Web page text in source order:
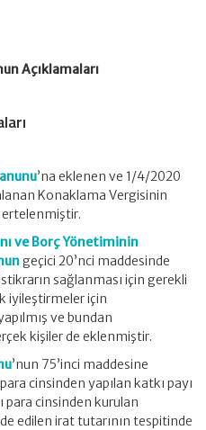
Açıklamaları
’na eklenen ve 1/4/2020
Konaklama Vergisinin
ertelenmiştir.
ve Borç Yönetiminin
geçici 20’nci maddesinde
sağlanması için gerekli
iyileştirmeler için
ve bundan
kişiler de eklenmiştir.
’nun 75’inci maddesine
cinsinden yapılan katkı payı
para cinsinden kurulan
edilen irat tutarının tespitinde